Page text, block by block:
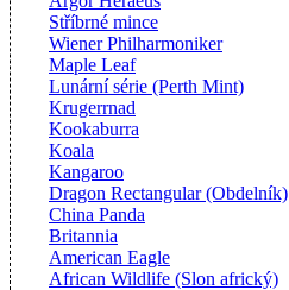
Stříbrné mince
Wiener Philharmoniker
Maple Leaf
Lunární série (Perth Mint)
Krugerrnad
Kookaburra
Koala
Kangaroo
Dragon Rectangular (Obdelník)
China Panda
Britannia
American Eagle
African Wildlife (Slon africký)